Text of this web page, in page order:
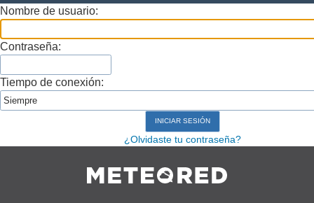
Nombre de usuario:
Contraseña:
Tiempo de conexión:
¿Olvidaste tu contraseña?